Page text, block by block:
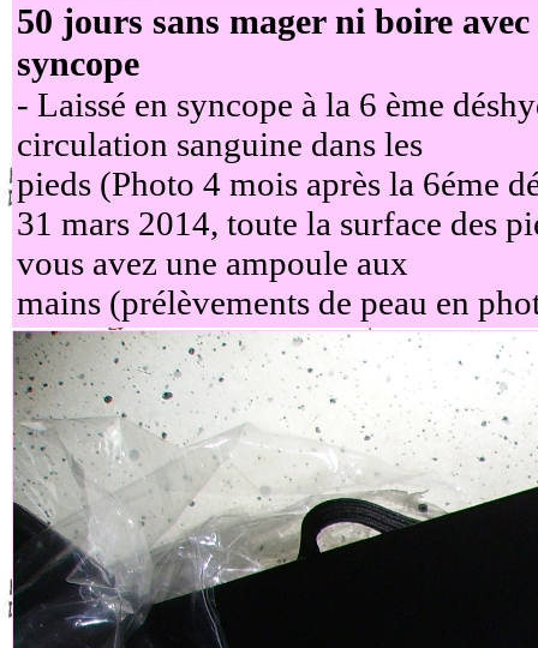
50 jours sans mager ni boire
syncope
- Laissé en syncope à la 6 ème
circulation sanguine dans les
pieds (Photo 4 mois après la 6éme
31 mars 2014, toute la surface des
vous avez une ampoule aux
mains (prélèvements de peau en